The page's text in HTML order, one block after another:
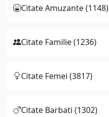
Citate Amuzante (1148)
Citate Familie (1236)
Citate Femei (3817)
Citate Barbati (1302)